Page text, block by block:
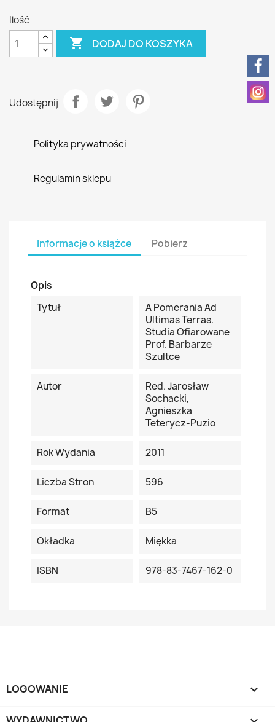
Ilość
 DODAJ DO KOSZYKA
Udostępnij
Polityka prywatności
Regulamin sklepu
Informacje o książce Pobierz
Opis
Tytuł
A Pomerania Ad
Ultimas Terras.
Studia Ofiarowane
Prof. Barbarze
Szultce
Autor
Red. Jarosław
Sochacki,
Agnieszka
Teterycz-Puzio
Rok Wydania 2011
Liczba Stron 596
Format B5
Okładka Miękka
ISBN 978-83-7467-162-0
LOGOWANIE 